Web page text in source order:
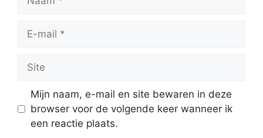
Site
Mijn naam, e-mail en site bewaren in deze
browser voor de volgende keer wanneer ik
een reactie plaats.